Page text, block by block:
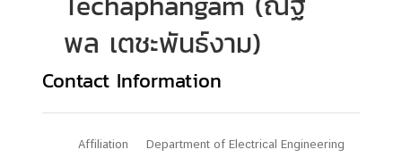
พล เตชะพันธ์งาม)
Contact Information
Affiliation Department of Electrical Engineering